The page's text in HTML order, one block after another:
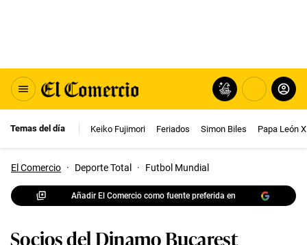
Temas del día Keiko Fujimori Feriados Simon Biles Papa León
El Comercio · Deporte Total · Futbol Mundial
Añadir El Comercio como fuente preferida en
Socios del Dinamo Bucarest